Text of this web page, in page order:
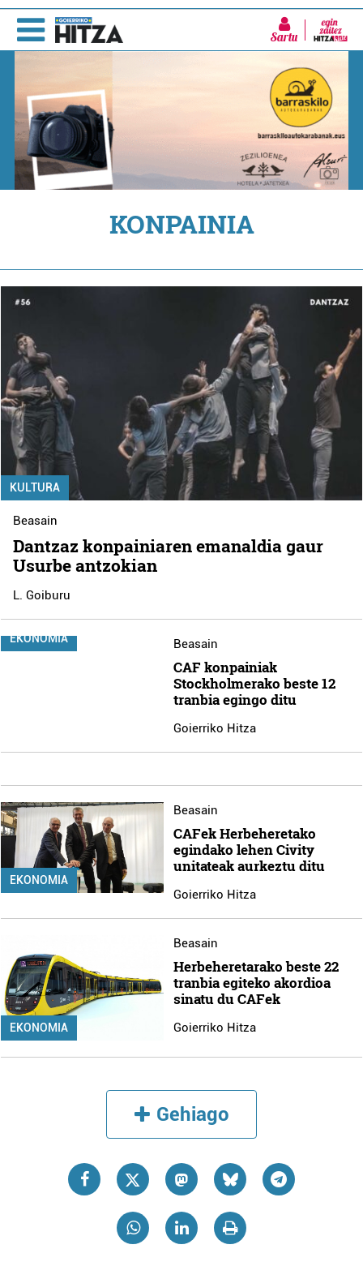
Sartu
KONPAINIA
KULTURA
Beasain
Dantzaz konpainiaren emanaldia gaur
Usurbe antzokian
L. Goiburu
EKONOMIA Beasain
CAF konpainiak
Stockholmerako beste 12
tranbia egingo ditu
Goierriko Hitza
EKONOMIA
Beasain
CAFek Herbeheretako
egindako lehen Civity
unitateak aurkeztu ditu
Goierriko Hitza
EKONOMIA
Beasain
Herbeheretarako beste 22
tranbia egiteko akordioa
sinatu du CAFek
Goierriko Hitza
Gehiago